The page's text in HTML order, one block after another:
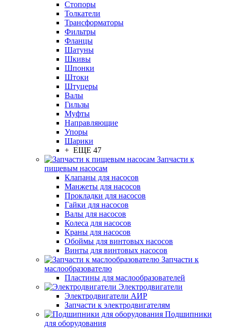
Стопоры
Толкатели
Трансформаторы
Фильтры
Фланцы
Шатуны
Шкивы
Шпонки
Штоки
Штуцеры
Валы
Гильзы
Муфты
Направляющие
Упоры
Шарики
+ ЕЩЕ 47
Запчасти к
пищевым насосам
Клапаны для насосов
Манжеты для насосов
Прокладки для насосов
Гайки для насосов
Валы для насосов
Колеса для насосов
Краны для насосов
Обоймы для винтовых насосов
Винты для винтовых насосов
Запчасти к
маслообразователю
Пластины для маслообразователей
Электродвигатели
Электродвигатели АИР
Запчасти к электродвигателям
Подшипники
для оборудования